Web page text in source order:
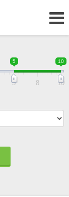
5 10
5 8 10